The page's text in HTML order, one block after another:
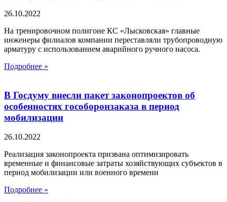
26.10.2022
На тренировочном полигоне КС «Лысковская» главные
инженеры филиалов компании переставляли трубопроводную
арматуру с использованием аварийного ручного насоса.
Подробнее »
В Госдуму внесли пакет законопроектов об
особенностях гособоронзаказа в период
мобилизации
26.10.2022
Реализация законопроекта призвана оптимизировать
временные и финансовые затраты хозяйствующих субъектов в
период мобилизации или военного времени
Подробнее »